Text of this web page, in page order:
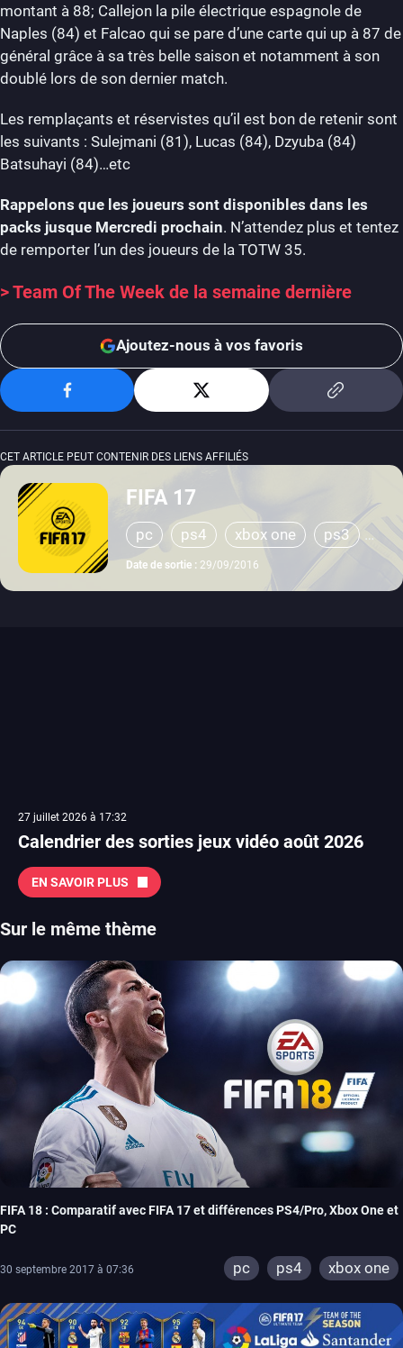
montant à 88; Callejon la pile électrique espagnole de
Naples (84) et Falcao qui se pare d’une carte qui up à 87 de
général grâce à sa très belle saison et notamment à son
doublé lors de son dernier match.
Les remplaçants et réservistes qu’il est bon de retenir sont
les suivants : Sulejmani (81), Lucas (84), Dzyuba (84)
Batsuhayi (84)…etc
Rappelons que les joueurs sont disponibles dans les
packs jusque Mercredi prochain. N’attendez plus et tentez
de remporter l’un des joueurs de la TOTW 35.
>Team Of The Week de la semaine dernière
Ajoutez-nous à vos favoris
CET ARTICLE PEUT CONTENIR DES LIENS AFFILIÉS
FIFA 17
pc ps4 xbox one
ps3
xbox 360
Date de sortie : 29/09/2016
27 juillet 2026 à 17:32
Calendrier des sorties jeux vidéo août 2026
EN SAVOIR PLUS
Sur le même thème
FIFA 18 : Comparatif avec FIFA 17 et différences PS4/Pro, Xbox One et
PC
30 septembre 2017 à 07:36 pc ps4 xbox one